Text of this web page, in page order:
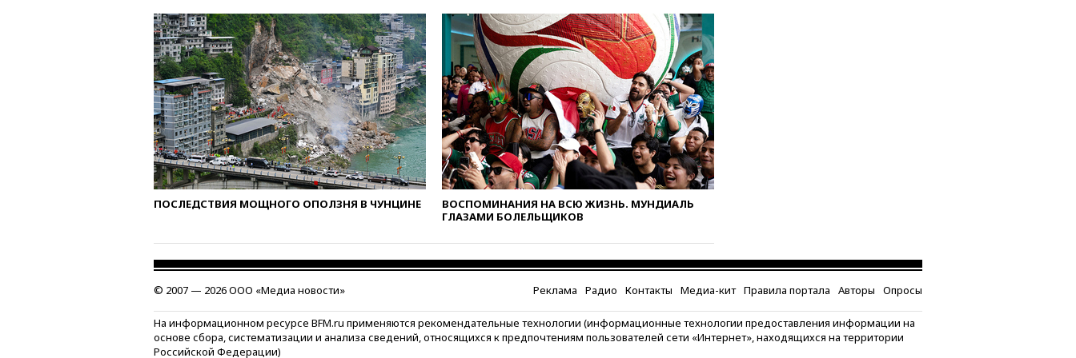
вчера, 17:50Миронов призвал
снять «Яблоко» с выборов в
Госдуму
вчера, 17:45 Правительство
получит «золотую акцию» в
управлении аэропортом
Шереметьево
вчера, 17:35Шесть человек
пострадали при ударе ВСУ по
автобусу в Запорожской
области
вчера, 17:25
ограничения
вчера, 17:17Власти РФ
атак на склады Wildberries
бизнесу
вчера, 16:55 Экс-директору
ПОСЛЕДСТВИЯ МОЩНОГО ОПОЛЗНЯ В ЧУНЦИНЕ
ВОСПОМИНАНИЯ НА ВСЮ ЖИЗНЬ. МУНДИАЛЬ
ГЛАЗАМИ БОЛЕЛЬЩИКОВ
© 2007 — 2026 ООО «Медиа новости» Реклама Радио Контакты Медиа-кит Правила портала Авторы Опросы
На информационном ресурсе BFM.ru применяются рекомендательные технологии (информационные технологии предоставления информации на
основе сбора, систематизации и анализа сведений, относящихся к предпочтениям пользователей сети «Интернет», находящихся на территории
Российской Федерации)